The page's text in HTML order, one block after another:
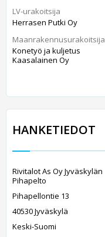
LV-urakoitsija
Herrasen Putki Oy
Maanrakennusurakoitsija
Konetyö ja kuljetus
Kaasalainen Oy
HANKETIEDOT
Rivitalot As Oy Jyväskylän
Pihapelto
Pihapellontie 13
40530 Jyväskylä
Keski-Suomi